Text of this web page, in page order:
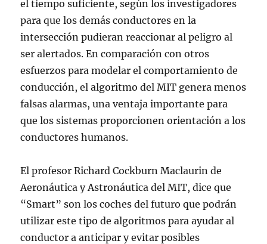
el tiempo suficiente, según los investigadores
para que los demás conductores en la
intersección pudieran reaccionar al peligro al
ser alertados. En comparación con otros
esfuerzos para modelar el comportamiento de
conducción, el algoritmo del MIT genera menos
falsas alarmas, una ventaja importante para
que los sistemas proporcionen orientación a los
conductores humanos.
El profesor Richard Cockburn Maclaurin de
Aeronáutica y Astronáutica del MIT, dice que
“Smart” son los coches del futuro que podrán
utilizar este tipo de algoritmos para ayudar al
conductor a anticipar y evitar posibles